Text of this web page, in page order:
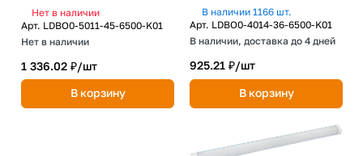
Нет в наличии
Арт. LDBO0-5011-45-6500-K01
Нет в наличии
1 336.02 ₽/шт
В корзину
В наличии 1166 шт.
Арт. LDBO0-4014-36-6500-K01
В наличии, доставка до 4 дней
925.21 ₽/шт
В корзину